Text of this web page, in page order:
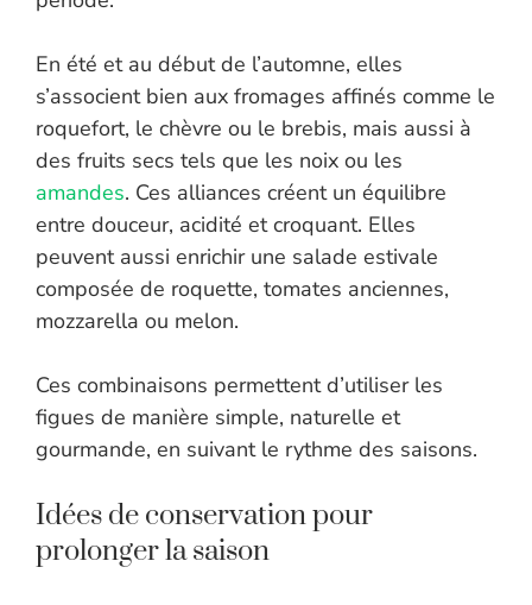
En été et au début de l’automne, elles
s’associent bien aux fromages affinés comme le
roquefort, le chèvre ou le brebis, mais aussi à
des fruits secs tels que les noix ou les
amandes. Ces alliances créent un équilibre
entre douceur, acidité et croquant. Elles
peuvent aussi enrichir une salade estivale
composée de roquette, tomates anciennes,
mozzarella ou melon.
Ces combinaisons permettent d’utiliser les
figues de manière simple, naturelle et
gourmande, en suivant le rythme des saisons.
Idées de conservation pour
prolonger la saison